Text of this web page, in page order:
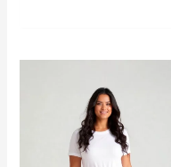
$49.900
hasta
$69.900